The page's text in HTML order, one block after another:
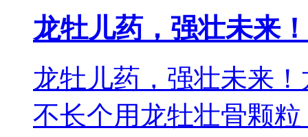
龙牡儿药，强壮未来！
龙牡儿药，强壮未来
不长个用龙牡壮骨颗